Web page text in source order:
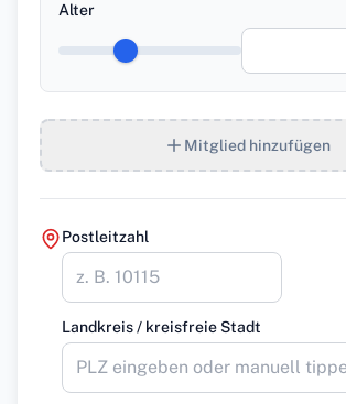
Alter
Mitglied hinzufügen
Postleitzahl
Landkreis / kreisfreie Stadt